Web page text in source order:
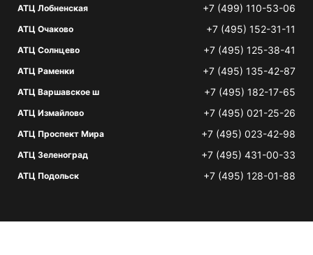
АТЦ Лобненская +7 (499) 110-53-06
АТЦ Очаково +7 (495) 152-31-11
АТЦ Солнцево +7 (495) 125-38-41
АТЦ Раменки +7 (495) 135-42-87
АТЦ Варшавское ш +7 (495) 182-17-65
АТЦ Измайлово +7 (495) 021-25-26
АТЦ Проспект Мира +7 (495) 023-42-98
АТЦ Зеленоград +7 (495) 431-00-33
АТЦ Подольск +7 (495) 128-01-88